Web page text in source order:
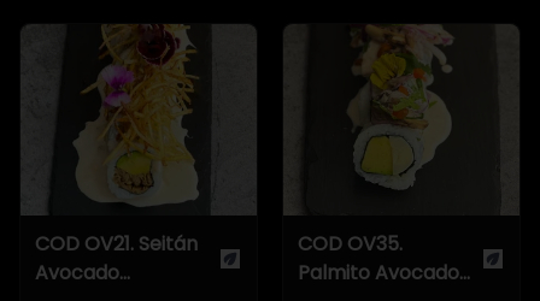
COD OV21. Seitán
Avocado
COD OV35.
Palmito Avocado